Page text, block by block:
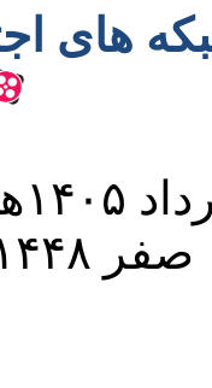
شمسی
۲۳ صفر ۱۴۴۸هجری قمری